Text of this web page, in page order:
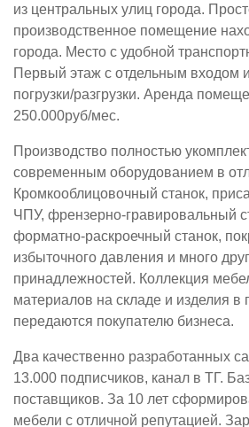
из центральных улиц города.
производственное помещение
города. Место с удобной
Первый этаж с отдельным входом
погрузки/разгрузки. Аренда
250.000руб/мес.
Производство полностью
современным оборудованием в
Кромкооблицовочный станок,
ЧПУ, френзерно-гравировальный
форматно-раскроечный станок,
избыточного давления и много
принадлежностей. Коллекция
материалов на складе и изделия в
передаются покупателю бизнеса.
Два качественно разработанных
13.000 подписчиков, канал в ТГ.
поставщиков. За 10 лет
мебели с отличной репутацией.